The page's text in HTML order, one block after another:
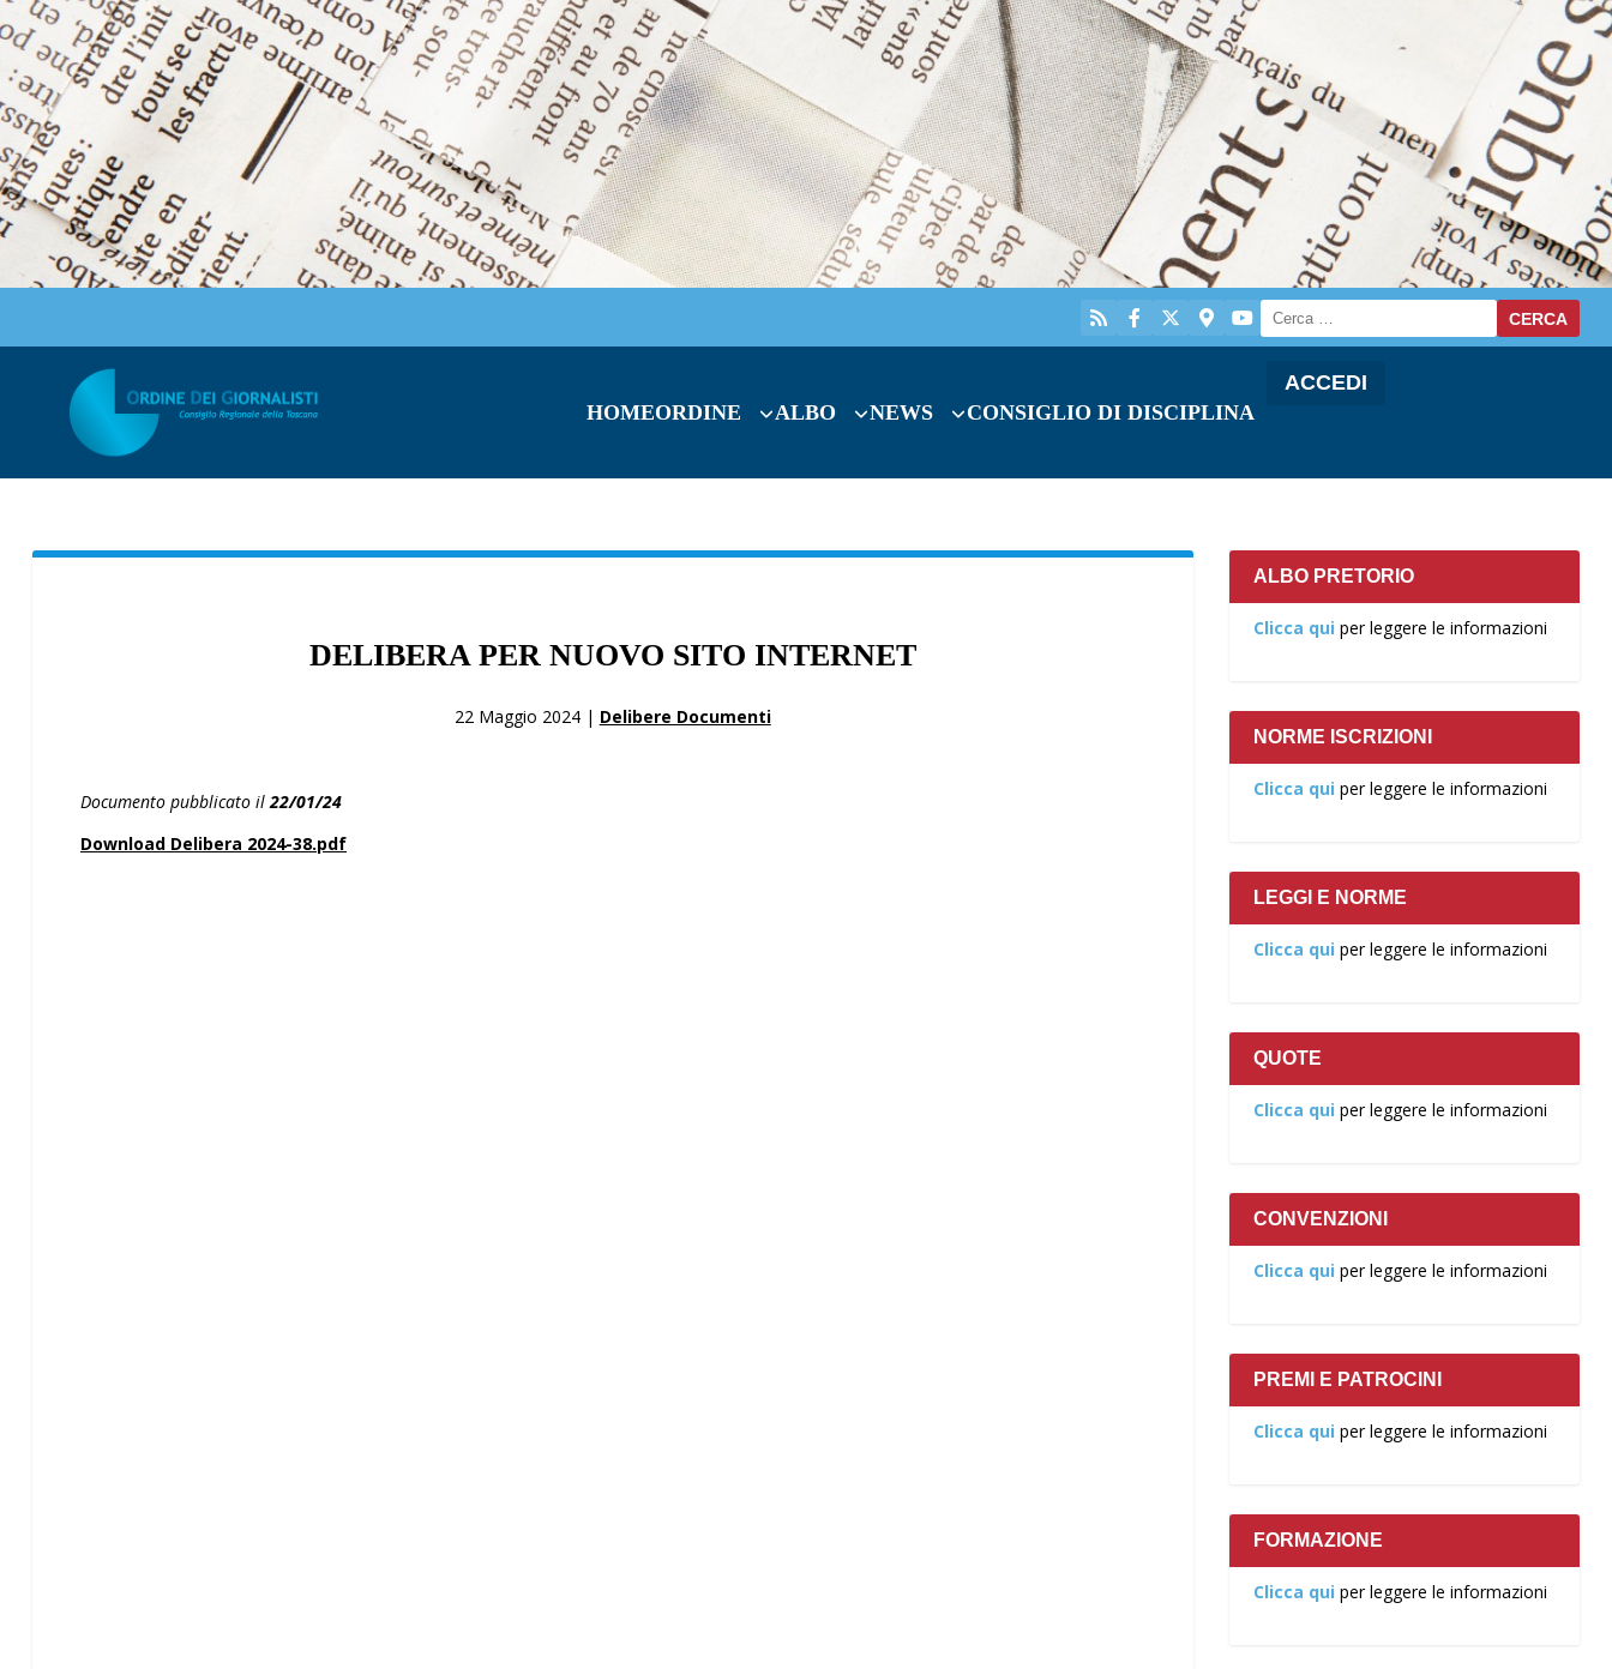
HOMEORDINE ALBO NEWS CONSIGLIO DI DISCIPLINA
ACCEDI
DELIBERA PER NUOVO SITO INTERNET
22 Maggio 2024 | Delibere Documenti
Documento pubblicato il22/01/24
Download Delibera 2024-38.pdf
ALBO PRETORIO
Clicca qui per leggere le informazioni
NORME ISCRIZIONI
Clicca qui per leggere le informazioni
LEGGI E NORME
Clicca qui per leggere le informazioni
QUOTE
Clicca qui per leggere le informazioni
CONVENZIONI
Clicca qui per leggere le informazioni
PREMI E PATROCINI
Clicca qui per leggere le informazioni
FORMAZIONE
Clicca qui per leggere le informazioni